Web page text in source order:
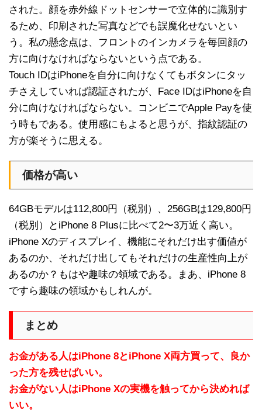
された。顔を赤外線ドットセンサーで立体的に識別す
るため、印刷された写真などでも誤魔化せないとい
う。私の懸念点は、フロントのインカメラを毎回顔の
方に向けなければならないという点である。
Touch IDはiPhoneを自分に向けなくてもボタンにタッ
チさえしていれば認証されたが、Face IDはiPhoneを自
分に向けなければならない。コンビニでApple Payを使
う時もである。使用感にもよると思うが、指紋認証の
方が楽そうに思える。
価格が高い
64GBモデルは112,800円（税別）、256GBは129,800円
（税別）とiPhone 8 Plusに比べて2〜3万近く高い。
iPhone Xのディスプレイ、機能にそれだけ出す価値が
あるのか、それだけ出してもそれだけの生産性向上が
あるのか？もはや趣味の領域である。まあ、iPhone 8
ですら趣味の領域かもしれんが。
まとめ
お金がある人はiPhone 8とiPhone X両方買って、良か
った方を残せばいい。
お金がない人はiPhone Xの実機を触ってから決めれば
いい。